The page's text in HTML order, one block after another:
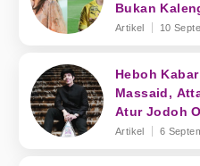
Bukan
Artikel 10
Heboh
Massaid,
Atur Jodoh
Artikel 6